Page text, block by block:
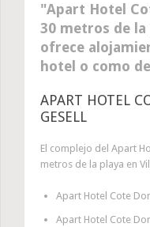
Apart Hotel
30 metros de la
ofrece
hotel o como
APART HOTEL
GESELL
El complejo del Apart
metros de la playa en
Apart Hotel Cote Dor
Apart Hotel Cote